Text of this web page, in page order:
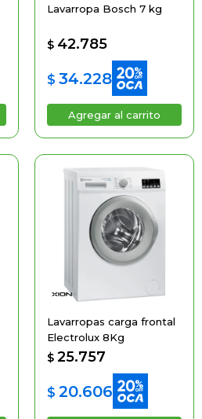
Lavarropa Bosch 7 kg
$ 42.785
$ 34.228
Lavarropas carga frontal
Electrolux 8Kg
$ 25.757
$ 20.606